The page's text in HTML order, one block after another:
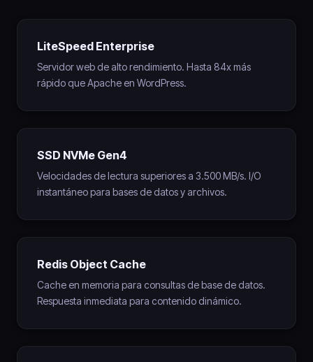
LiteSpeed Enterprise
Servidor web de alto rendimiento. Hasta 84x más
rápido que Apache en WordPress.
SSD NVMe Gen4
Velocidades de lectura superiores a 3.500 MB/s. I/O
instantáneo para bases de datos y archivos.
Redis Object Cache
Cache en memoria para consultas de base de datos.
Respuesta inmediata para contenido dinámico.